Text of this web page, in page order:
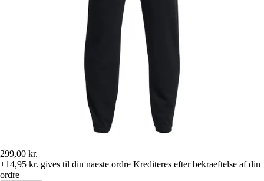
299,00 kr.
+14,95 kr. gives til din naeste ordre Krediteres efter bekraeftelse af din
ordre